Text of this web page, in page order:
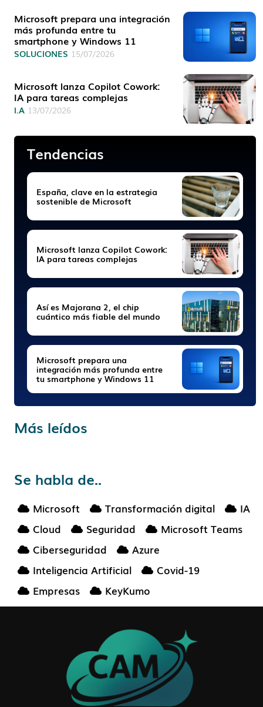
Microsoft prepara una integración
más profunda entre tu
smartphone y Windows 11
SOLUCIONES 15/07/2026
Microsoft lanza Copilot Cowork:
IA para tareas complejas
I.A 13/07/2026
Tendencias
España, clave en la estrategia
sostenible de Microsoft
Microsoft lanza Copilot Cowork:
IA para tareas complejas
Así es Majorana 2, el chip
cuántico más fiable del mundo
Microsoft prepara una
integración más profunda entre
tu smartphone y Windows 11
Más leídos
Se habla de..
Microsoft Transformación digital
IA
Cloud
Seguridad
Microsoft Teams
Ciberseguridad
Azure
Inteligencia Artificial
Covid-19
Empresas
KeyKumo